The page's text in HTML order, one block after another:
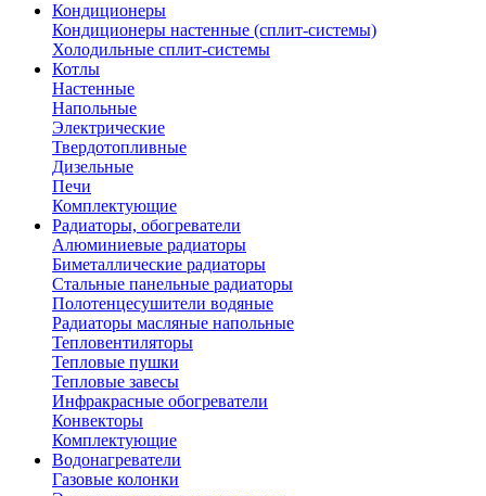
Кондиционеры
Кондиционеры настенные (сплит-системы)
Холодильные сплит-системы
Котлы
Настенные
Напольные
Электрические
Твердотопливные
Дизельные
Печи
Комплектующие
Радиаторы, обогреватели
Алюминиевые радиаторы
Биметаллические радиаторы
Стальные панельные радиаторы
Полотенцесушители водяные
Радиаторы масляные напольные
Тепловентиляторы
Тепловые пушки
Тепловые завесы
Инфракрасные обогреватели
Конвекторы
Комплектующие
Водонагреватели
Газовые колонки